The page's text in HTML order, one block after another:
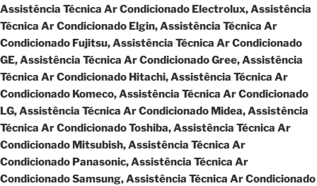
Assistência Técnica Ar Condicionado Electrolux, Assistência
Técnica Ar Condicionado Elgin, Assistência Técnica Ar
Condicionado Fujitsu, Assistência Técnica Ar Condicionado
GE, Assistência Técnica Ar Condicionado Gree, Assistência
Técnica Ar Condicionado Hitachi, Assistência Técnica Ar
Condicionado Komeco, Assistência Técnica Ar Condicionado
LG, Assistência Técnica Ar Condicionado Midea, Assistência
Técnica Ar Condicionado Toshiba, Assistência Técnica Ar
Condicionado Mitsubish, Assistência Técnica Ar
Condicionado Panasonic, Assistência Técnica Ar
Condicionado Samsung, Assistência Técnica Ar Condicionado